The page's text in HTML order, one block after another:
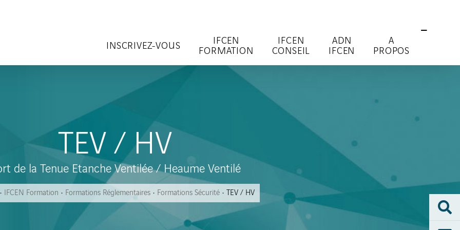
INSCRIVEZ-VOUS
IFCEN
FORMATION
IFCEN
CONSEIL
ADN
IFCEN
A
PROPOS
TEV / HV
de la Tenue Etanche Ventilée / Heaume Ventilé
IFCEN Formation Formations Réglementaires Formations Sécurité TEV / HV
Sliding